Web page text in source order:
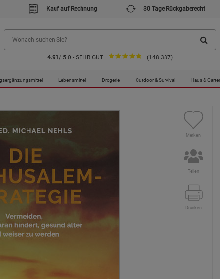
Kauf auf Rechnung 30 Tage Rückgaberecht
4.91 / 5.0 - SEHR GUT (148.387)
Lebensmittel Drogerie Outdoor & Survival Haus &
Merken
Teilen
Drucken